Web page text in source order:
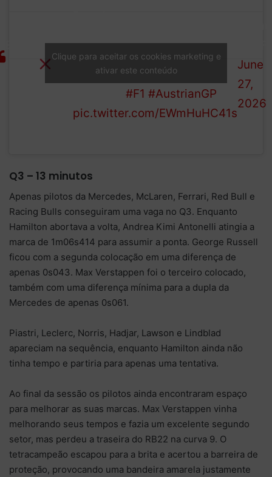
ELIMINATED
Hulkenberg
Ocon
#F1 #AustrianGP
pic.twitter.com/EWmHuHC41s
June
27,
2026
Clique para aceitar os cookies marketing e
ativar este conteúdo
Q3 – 13 minutos
Apenas pilotos da Mercedes, McLaren, Ferrari, Red Bull e
Racing Bulls conseguiram uma vaga no Q3. Enquanto
Hamilton abortava a volta, Andrea Kimi Antonelli atingia a
marca de 1m06s414 para assumir a ponta. George Russell
ficou com a segunda colocação em uma diferença de
apenas 0s043. Max Verstappen foi o terceiro colocado,
também com uma diferença mínima para a dupla da
Mercedes de apenas 0s061.
Piastri, Leclerc, Norris, Hadjar, Lawson e Lindblad
apareciam na sequência, enquanto Hamilton ainda não
tinha tempo e partiria para apenas uma tentativa.
Ao final da sessão os pilotos ainda encontraram espaço
para melhorar as suas marcas. Max Verstappen vinha
melhorando seus tempos e fazia um excelente segundo
setor, mas perdeu a traseira do RB22 na curva 9. O
tetracampeão escapou para a brita e acertou a barreira de
proteção, provocando uma bandeira amarela justamente